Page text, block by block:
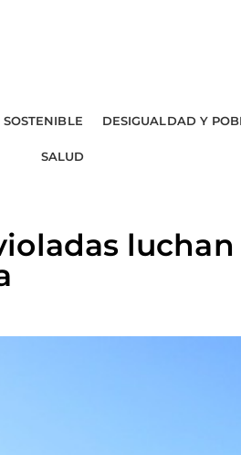
DESIGUALDAD Y
SALUD